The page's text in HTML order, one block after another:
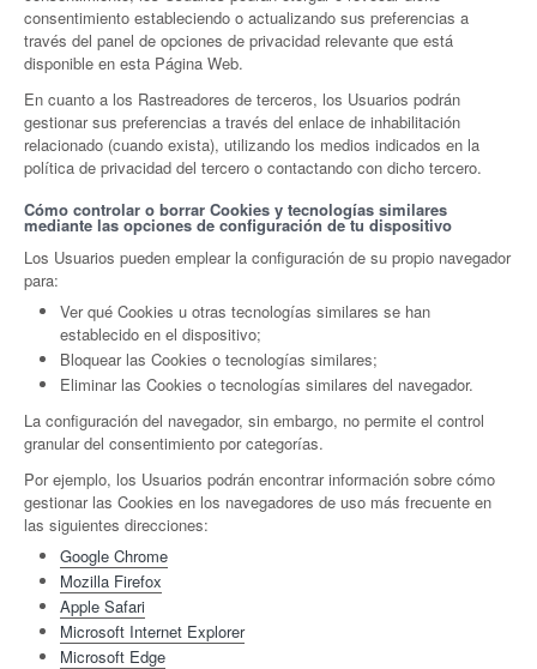
consentimiento estableciendo o actualizando sus preferencias a
través del panel de opciones de privacidad relevante que está
disponible en esta Página Web.
En cuanto a los Rastreadores de terceros, los Usuarios podrán
gestionar sus preferencias a través del enlace de inhabilitación
relacionado (cuando exista), utilizando los medios indicados en la
política de privacidad del tercero o contactando con dicho tercero.
Cómo controlar o borrar Cookies y tecnologías similares
mediante las opciones de configuración de tu dispositivo
Los Usuarios pueden emplear la configuración de su propio navegador
para:
Ver qué Cookies u otras tecnologías similares se han
establecido en el dispositivo;
Bloquear las Cookies o tecnologías similares;
Eliminar las Cookies o tecnologías similares del navegador.
La configuración del navegador, sin embargo, no permite el control
granular del consentimiento por categorías.
Por ejemplo, los Usuarios podrán encontrar información sobre cómo
gestionar las Cookies en los navegadores de uso más frecuente en
las siguientes direcciones:
Google Chrome
Mozilla Firefox
Apple Safari
Microsoft Internet Explorer
Microsoft Edge